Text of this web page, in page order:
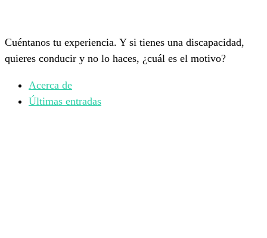
Cuéntanos tu experiencia. Y si tienes una discapacidad,
quieres conducir y no lo haces, ¿cuál es el motivo?
Acerca de
Últimas entradas